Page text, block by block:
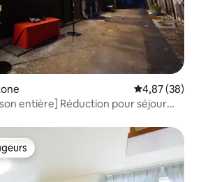
Évaluation
4,87 (38)
entière] Réduction pour séjour
traditionnelle japonaise / VOD
S.B202